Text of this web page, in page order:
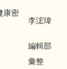
康密
李浤瑋
編輯部
彙整